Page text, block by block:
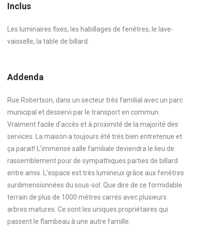
Inclus
Les luminaires fixes, les habillages de fenêtres, le lave-
vaisselle, la table de billard.
Addenda
Rue Robertson, dans un secteur très familial avec un parc
municipal et desservi par le transport en commun.
Vraiment facile d'accès et à proximité de la majorité des
services. La maison a toujours été très bien entretenue et
ça parait! L'immense salle familiale deviendra le lieu de
rassemblement pour de sympathiques parties de billard
entre amis. L'espace est très lumineux grâce aux fenêtres
surdimensionnées du sous-sol. Que dire de ce formidable
terrain de plus de 1000 mètres carrés avec plusieurs
arbres matures. Ce sont les uniques propriétaires qui
passent le flambeau à une autre famille.